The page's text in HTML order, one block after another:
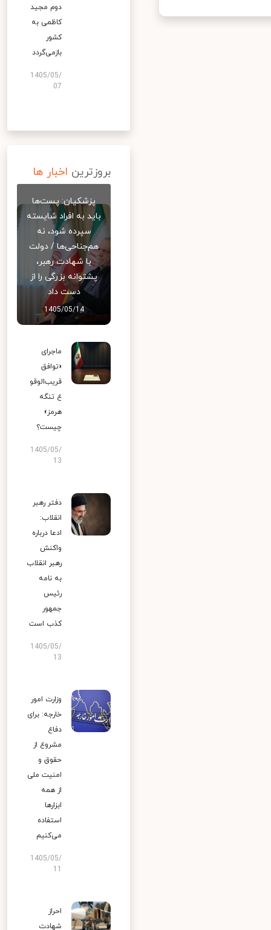
دوم مجید
کاظمی به
کشور
بازمی‌گردد
1405/05/
07
بروزترین اخبار ها
پزشکیان: پست‌ها
باید به افراد شایسته
سپرده شود، نه
هم‌جناحی‌ها / دولت
با شهادت رهبر،
پشتوانه بزرگی را از
دست داد
1405/05/14
ماجرای
«توافق
قریب‌الوقو
ع تنگه
هرمز»
چیست؟
1405/05/
13
دفتر رهبر
انقلاب:
ادعا درباره
واکنش
رهبر انقلاب
به نامه
رئیس
جمهور
کذب است
1405/05/
13
وزارت امور
خارجه: برای
دفاع
مشروع از
حقوق و
امنیت ملی
از همه
ابزارها
استفاده
می‌کنیم
1405/05/
احراز
شهادت